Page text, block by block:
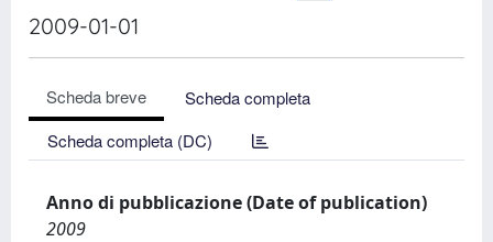
2009-01-01
Scheda breve
Scheda completa
Scheda completa (DC)
Anno di pubblicazione (Date of publication)
2009